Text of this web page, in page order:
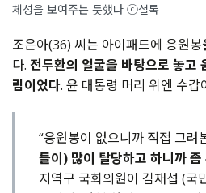
체성을 보여주는 듯했다 ⓒ셜록
조은아(36) 씨는 아이패드에 응원
다. 전두환의 얼굴을 바탕으로 놓고
림이었다. 윤 대통령 머리 위엔 수갑
“응원봉이 없으니까 직접 그려
들이) 많이 탈당하고 하니까
지역구 국회의원이 김재섭 (국